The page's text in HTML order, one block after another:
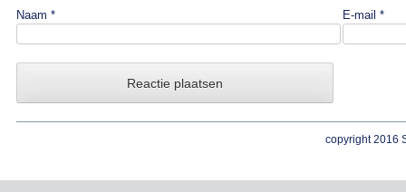
Naam * E-mail *
copyright 2016